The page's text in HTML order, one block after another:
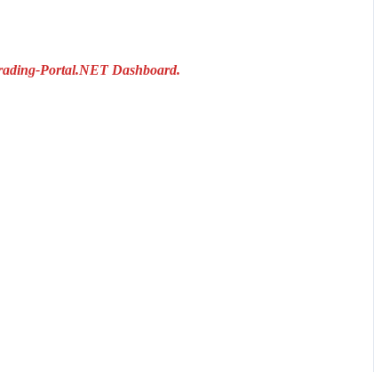
Portal.NET Dashboard.